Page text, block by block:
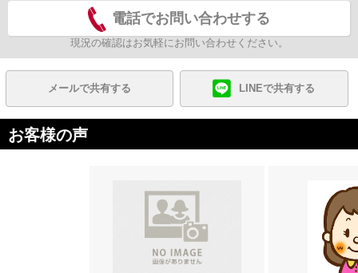
電話でお問い合わせする
現況の確認はお気軽にお問い合わせください。
メールで共有する LINEで共有する
お客様の声